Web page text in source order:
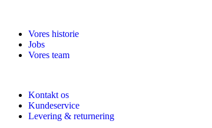
Vores historie
Jobs
Vores team
Kontakt os
Kundeservice
Levering & returnering